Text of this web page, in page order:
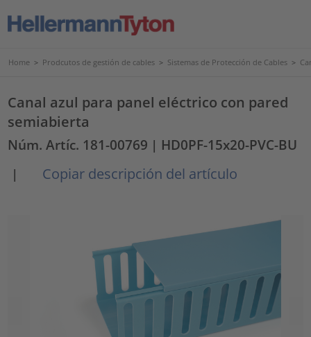
Home > Prodcutos de gestión de cables > Sistemas de Protección de Cables >
Canal azul para panel eléctrico con pared
semiabierta
Núm. Artíc. 181-00769 | HD0PF-15x20-PVC-BU
|
Copiar descripción del artículo